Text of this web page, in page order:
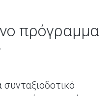
πρόγραμμα